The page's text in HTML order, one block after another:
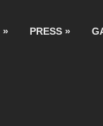
» PRESS »